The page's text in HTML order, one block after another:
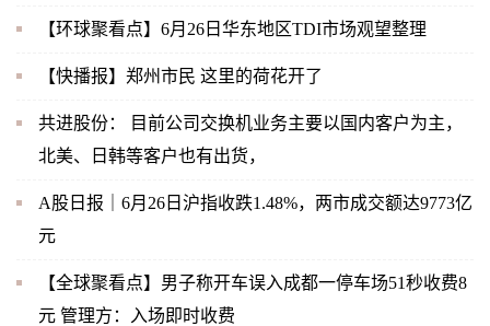
【环球聚看点】6月26日华东地区TDI市场观望整理
【快播报】郑州市民 这里的荷花开了
共进股份： 目前公司交换机业务主要以国内客户为主，
北美、日韩等客户也有出货，
A股日报｜6月26日沪指收跌1.48%，两市成交额达9773亿
元
【全球聚看点】男子称开车误入成都一停车场51秒收费8
元 管理方：入场即时收费